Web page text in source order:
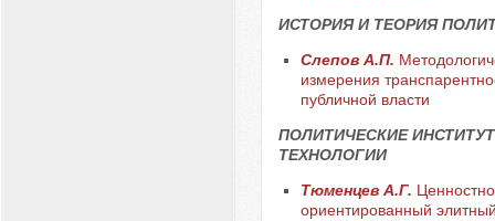
ИСТОРИЯ И ТЕОРИЯ
Слепов А.П.
измерения
публичной власти
ПОЛИТИЧЕСКИЕ
ТЕХНОЛОГИИ
Тюменцев А.Г.
ориентированный